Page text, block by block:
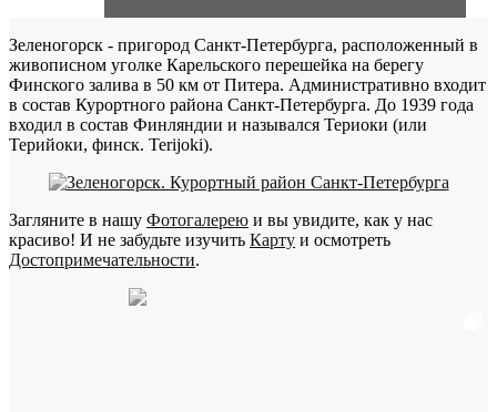
Зеленогорск - пригород Санкт-Петербурга, расположенный в
живописном уголке Карельского перешейка на берегу
Финского залива в 50 км от Питера. Административно входит
в состав Курортного района Санкт-Петербурга. До 1939 года
входил в состав Финляндии и назывался Териоки (или
Терийоки, финск. Terijoki).
Загляните в нашу Фотогалерею и вы увидите, как у нас
красиво! И не забудьте изучить Карту и осмотреть
Достопримечательности.